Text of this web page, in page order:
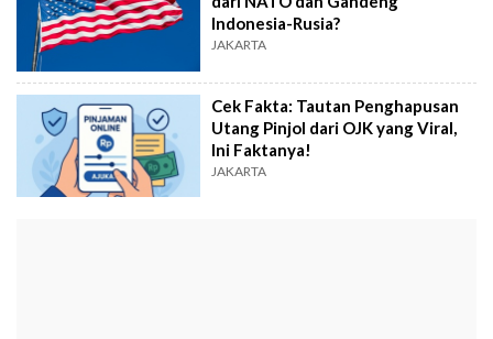
Indonesia-Rusia?
JAKARTA
Cek Fakta: Tautan Penghapusan
Utang Pinjol dari OJK yang Viral,
Ini Faktanya!
JAKARTA